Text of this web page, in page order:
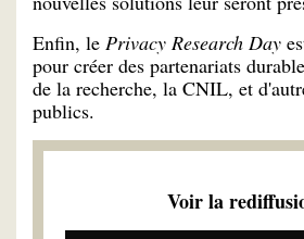
Enfin, le Privacy Research Day
pour créer des partenariats
de la recherche, la CNIL, et
publics.
Voir la